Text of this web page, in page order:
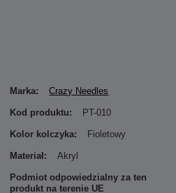
Marka: Crazy Needles
Kod produktu: PT-010
Kolor kolczyka: Fioletowy
Materiał: Akryl
Podmiot odpowiedzialny za ten
produkt na terenie UE